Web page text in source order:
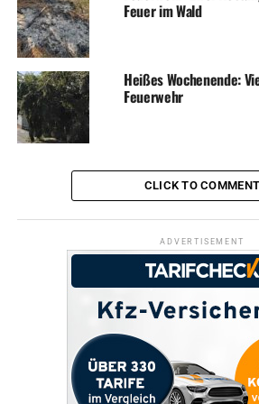
infiziert und 363 verstorben. Derzeit
stationär in Krankenhäusern
ihnen auf Intensivstationen.
Erkrankte nach Orten: Ennepetal
(4/0), Sprockhövel (3/0), Wetter (1/0)
In Breckerfeld und in Gevelsberg ist
nachweislich an einer Corona-
Die Sieben-Tage-Inzidenz, also die
Neuinfektionen pro 100.000
vergangenen sieben Tagen, liegt im
Im Ennepe-Ruhr-Kreis haben 185.190
Erstimpfung, 131.546 bereits zwei
Feuer im Wald
Heißes Wochenende:
Feuerwehr
CLICK TO COMMENT
ADVERTISEMENT